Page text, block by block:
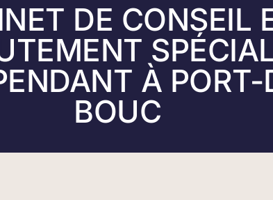
DE CONSEIL
À
BOUC